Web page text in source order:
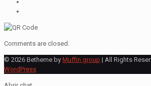
Comments are closed.
© 2026 Betheme by Muffin group | All Rights
WordPress